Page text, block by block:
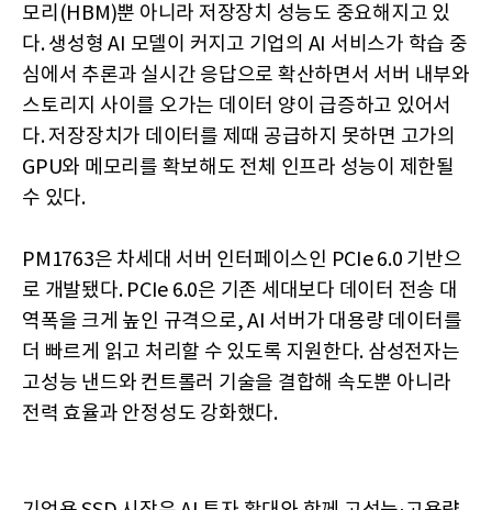
모리(HBM)뿐 아니라 저장장치 성능도 중요해지고 있
다. 생성형 AI 모델이 커지고 기업의 AI 서비스가 학습 중
심에서 추론과 실시간 응답으로 확산하면서 서버 내부와
스토리지 사이를 오가는 데이터 양이 급증하고 있어서
다. 저장장치가 데이터를 제때 공급하지 못하면 고가의
GPU와 메모리를 확보해도 전체 인프라 성능이 제한될
수 있다.
PM1763은 차세대 서버 인터페이스인 PCIe 6.0 기반으
로 개발됐다. PCIe 6.0은 기존 세대보다 데이터 전송 대
역폭을 크게 높인 규격으로, AI 서버가 대용량 데이터를
더 빠르게 읽고 처리할 수 있도록 지원한다. 삼성전자는
고성능 낸드와 컨트롤러 기술을 결합해 속도뿐 아니라
전력 효율과 안정성도 강화했다.